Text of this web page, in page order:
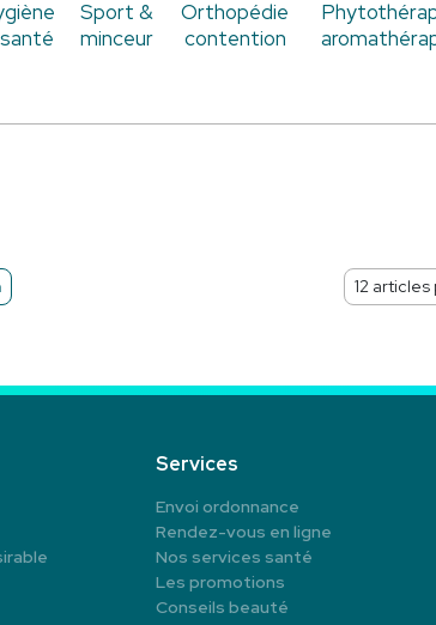
Sport &
minceur
Orthopédie
contention
Services
Envoi ordonnance
Rendez-vous en ligne
Nos services santé
Les promotions
Conseils beauté